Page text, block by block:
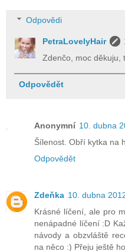
Odpovědi
PetraLovelyHair
Zdenčo, moc děkuju,
Odpovědět
Anonymní 10. dubna
Šílenost. Obří kytka na
Odpovědět
Zdeňka 10. dubna
Krásné líčení, ale pro
nenápadné líčení :D
návody a obzvláště
na něco :) Přeju ještě